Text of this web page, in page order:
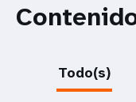
Todo(s)